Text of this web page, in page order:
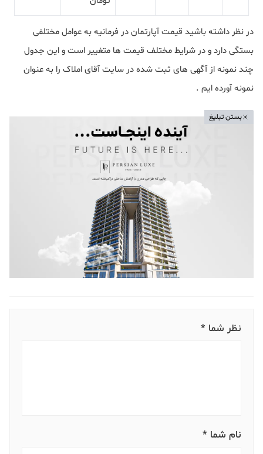
در نظر داشته باشید قیمت آپارتمان در فرمانیه به عوامل مختلفی
بستگی دارد و در شرایط مختلف قیمت ها متغییر است و این جدول
چند نمونه از آگهی های ثبت شده در سایت آقای املاک را به عنوان
نمونه آورده ایم .
بستن تبلیغ
نظر شما *
نام شما *